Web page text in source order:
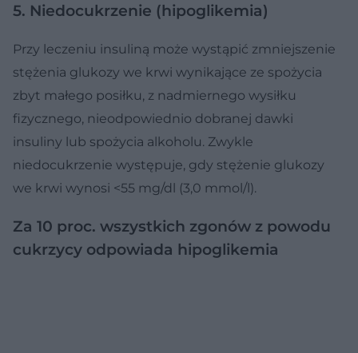
5. Niedocukrzenie (hipoglikemia)
Przy leczeniu insuliną może wystąpić zmniejszenie
stężenia glukozy we krwi wynikające ze spożycia
zbyt małego posiłku, z nadmiernego wysiłku
fizycznego, nieodpowiednio dobranej dawki
insuliny lub spożycia alkoholu. Zwykle
niedocukrzenie występuje, gdy stężenie glukozy
we krwi wynosi <55 mg/dl (3,0 mmol/l).
Za 10 proc. wszystkich zgonów z powodu
cukrzycy odpowiada hipoglikemia